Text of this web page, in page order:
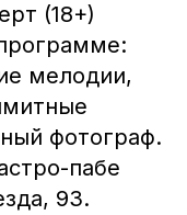
(18+)
мелодии,
фотограф.
пабе
93.